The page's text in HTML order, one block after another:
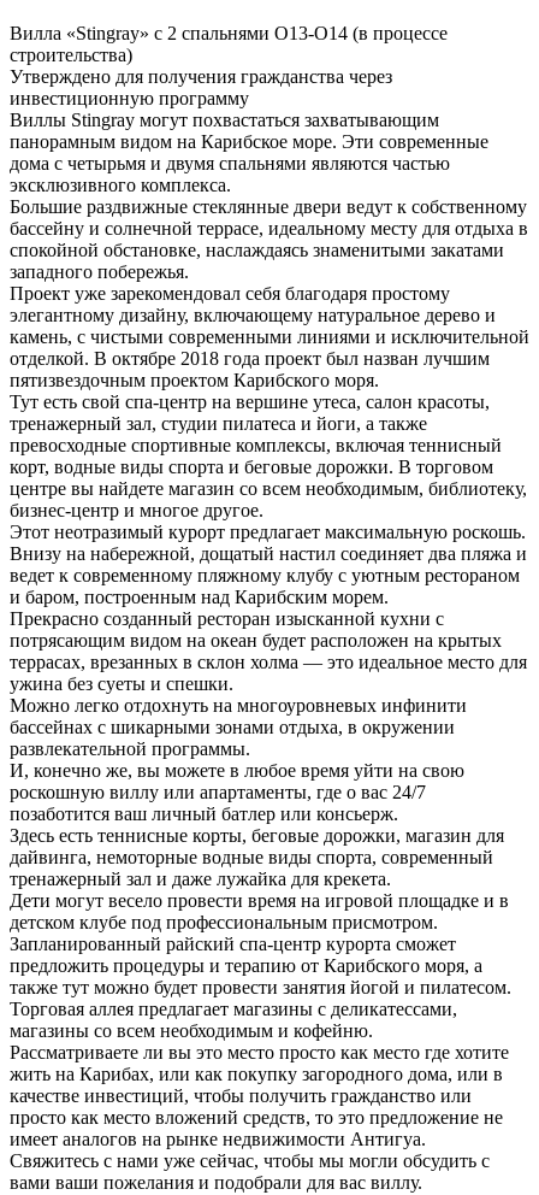
Вилла «Stingray» с 2 спальнями O13-O14 (в процессе
строительства)
Утверждено для получения гражданства через
инвестиционную программу
Виллы Stingray могут похвастаться захватывающим
панорамным видом на Карибское море. Эти современные
дома с четырьмя и двумя спальнями являются частью
эксклюзивного комплекса.
Большие раздвижные стеклянные двери ведут к собственному
бассейну и солнечной террасе, идеальному месту для отдыха в
спокойной обстановке, наслаждаясь знаменитыми закатами
западного побережья.
Проект уже зарекомендовал себя благодаря простому
элегантному дизайну, включающему натуральное дерево и
камень, с чистыми современными линиями и исключительной
отделкой. В октябре 2018 года проект был назван лучшим
пятизвездочным проектом Карибского моря.
Тут есть свой спа-центр на вершине утеса, салон красоты,
тренажерный зал, студии пилатеса и йоги, а также
превосходные спортивные комплексы, включая теннисный
корт, водные виды спорта и беговые дорожки. В торговом
центре вы найдете магазин со всем необходимым, библиотеку,
бизнес-центр и многое другое.
Этот неотразимый курорт предлагает максимальную роскошь.
Внизу на набережной, дощатый настил соединяет два пляжа и
ведет к современному пляжному клубу с уютным рестораном
и баром, построенным над Карибским морем.
Прекрасно созданный ресторан изысканной кухни с
потрясающим видом на океан будет расположен на крытых
террасах, врезанных в склон холма — это идеальное место для
ужина без суеты и спешки.
Можно легко отдохнуть на многоуровневых инфинити
бассейнах с шикарными зонами отдыха, в окружении
развлекательной программы.
И, конечно же, вы можете в любое время уйти на свою
роскошную виллу или апартаменты, где о вас 24/7
позаботится ваш личный батлер или консьерж.
Здесь есть теннисные корты, беговые дорожки, магазин для
дайвинга, немоторные водные виды спорта, современный
тренажерный зал и даже лужайка для крекета.
Дети могут весело провести время на игровой площадке и в
детском клубе под профессиональным присмотром.
Запланированный райский спа-центр курорта сможет
предложить процедуры и терапию от Карибского моря, а
также тут можно будет провести занятия йогой и пилатесом.
Торговая аллея предлагает магазины с деликатессами,
магазины со всем необходимым и кофейню.
Рассматриваете ли вы это место просто как место где хотите
жить на Карибах, или как покупку загородного дома, или в
качестве инвестиций, чтобы получить гражданство или
просто как место вложений средств, то это предложение не
имеет аналогов на рынке недвижимости Антигуа.
Свяжитесь с нами уже сейчас, чтобы мы могли обсудить с
вами ваши пожелания и подобрали для вас виллу.